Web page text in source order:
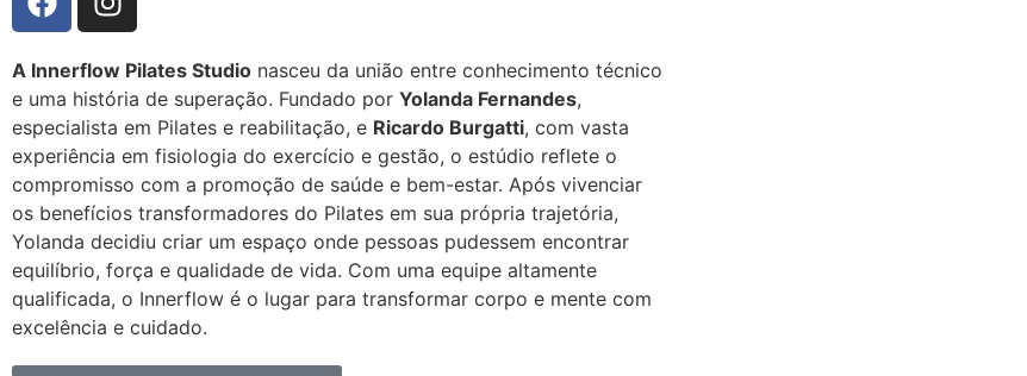
A Innerflow Pilates Studio nasceu da união entre conhecimento técnico
e uma história de superação. Fundado por Yolanda Fernandes,
especialista em Pilates e reabilitação, e Ricardo Burgatti, com vasta
experiência em fisiologia do exercício e gestão, o estúdio reflete o
compromisso com a promoção de saúde e bem-estar. Após vivenciar
os benefícios transformadores do Pilates em sua própria trajetória,
Yolanda decidiu criar um espaço onde pessoas pudessem encontrar
equilíbrio, força e qualidade de vida. Com uma equipe altamente
qualificada, o Innerflow é o lugar para transformar corpo e mente com
excelência e cuidado.